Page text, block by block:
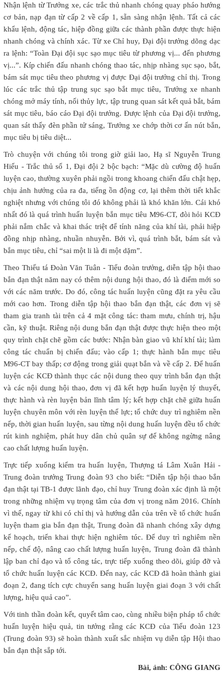
Nhận lệnh từ Trưởng xe, các trắc thủ nhanh chóng quay pháo hướng
cơ bản, nạp đạn từ cấp 2 về cấp 1, sẵn sàng nhận lệnh. Tất cả các
khẩu lệnh, động tác, hiệp đồng giữa các thành phần được thực hiện
nhanh chóng và chính xác. Từ xe Chỉ huy, Đại đội trưởng dõng dạc
ra lệnh: “Toàn Đại đội sục sạo mục tiêu từ phương vị... đến phương
vị...”. Kíp chiến đấu nhanh chóng thao tác, nhịp nhàng sục sạo, bắt,
bám sát mục tiêu theo phương vị được Đại đội trưởng chỉ thị. Trong
lúc các trắc thủ tập trung sục sạo bắt mục tiêu, Trưởng xe nhanh
chóng mở máy tính, nối thủy lực, tập trung quan sát kết quả bắt, bám
sát mục tiêu, báo cáo Đại đội trưởng. Được lệnh của Đại đội trưởng,
quan sát thấy đèn phần tử sáng, Trưởng xe chớp thời cơ ấn nút bắn,
mục tiêu bị tiêu diệt...
Trò chuyện với chúng tôi trong giờ giải lao, Hạ sĩ Nguyễn Trung
Hiếu - Trắc thủ số 1, Đại đội 2 bộc bạch: “Mặc dù cường độ huấn
luyện cao, thường xuyên phải ngồi trong khoang chiến đấu chật hẹp,
chịu ảnh hưởng của ra đa, tiếng ồn động cơ, lại thêm thời tiết khắc
nghiệt nhưng với chúng tôi đó không phải là khó khăn lớn. Cái khó
nhất đó là quá trình huấn luyện bắn mục tiêu M96-CT, đòi hỏi KCĐ
phải nắm chắc và khai thác triệt để tính năng của khí tài, phải hiệp
đồng nhịp nhàng, nhuần nhuyễn. Bởi vì, quá trình bắt, bám sát và
bắn mục tiêu, chỉ “sai một li là đi một dặm”.
Theo Thiếu tá Đoàn Văn Tuân - Tiểu đoàn trưởng, diễn tập hội thao
bắn đạn thật năm nay có thêm nội dung hội thao, đó là điểm mới so
với các năm trước. Do đó, công tác huấn luyện cũng đặt ra yêu cầu
mới cao hơn. Trong diễn tập hội thao bắn đạn thật, các đơn vị sẽ
tham gia tranh tài trên cả 4 mặt công tác: tham mưu, chính trị, hậu
cần, kỹ thuật. Riêng nội dung bắn đạn thật được thực hiện theo một
quy trình chặt chẽ gồm các bước: Nhận bàn giao vũ khí khí tài; làm
công tác chuẩn bị chiến đấu; vào cấp 1; thực hành bắn mục tiêu
M96-CT bay thấp; cơ động trong giải quạt bắn và về cấp 2. Để huấn
luyện các KCĐ thành thục các nội dung theo quy trình bắn đạn thật
và các nội dung hội thao, đơn vị đã kết hợp huấn luyện lý thuyết,
thực hành và rèn luyện bản lĩnh tâm lý; kết hợp chặt chẽ giữa huấn
luyện chuyên môn với rèn luyện thể lực; tổ chức duy trì nghiêm nền
nếp, thời gian huấn luyện, sau từng nội dung huấn luyện đều tổ chức
rút kinh nghiệm, phát huy dân chủ quân sự để không ngừng nâng
cao chất lượng huấn luyện.
Trực tiếp xuống kiểm tra huấn luyện, Thượng tá Lâm Xuân Hải -
Trung đoàn trưởng Trung đoàn 93 cho biết: “Diễn tập hội thao bắn
đạn thật tại TB-1 được lãnh đạo, chỉ huy Trung đoàn xác định là một
trong những nhiệm vụ trọng tâm của đơn vị trong năm 2016. Chính
vì thế, ngay từ khi có chỉ thị và hướng dẫn của trên về tổ chức huấn
luyện tham gia bắn đạn thật, Trung đoàn đã nhanh chóng xây dựng
kế hoạch, triển khai thực hiện nghiêm túc. Để duy trì nghiêm nền
nếp, chế độ, nâng cao chất lượng huấn luyện, Trung đoàn đã thành
lập ban chỉ đạo và tổ công tác, trực tiếp xuống theo dõi, giúp đỡ và
tổ chức huấn luyện các KCĐ. Đến nay, các KCĐ đã hoàn thành giai
đoạn 2, đang tích cực chuyển sang huấn luyện giai đoạn 3 với chất
lượng, hiệu quả cao”.
Với tinh thần đoàn kết, quyết tâm cao, cùng nhiều biện pháp tổ chức
huấn luyện hiệu quả, tin tưởng rằng các KCĐ của Tiểu đoàn 123
(Trung đoàn 93) sẽ hoàn thành xuất sắc nhiệm vụ diễn tập Hội thao
bắn đạn thật sắp tới.
Bài, ảnh: CÔNG GIANG